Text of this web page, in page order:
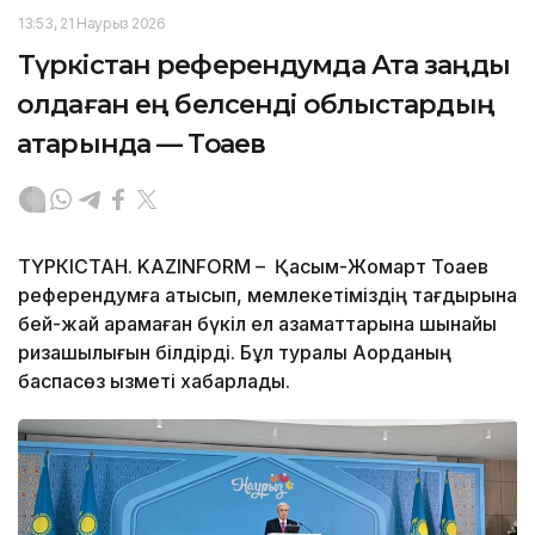
13:53, 21 Наурыз 2026
Түркістан референдумда Ата заңды
қолдаған ең белсенді облыстардың
қатарында — Тоқаев
ТҮРКІСТАН. KAZINFORM – Қасым-Жомарт Тоқаев
референдумға қатысып, мемлекетіміздің тағдырына
бей-жай қарамаған бүкіл ел азаматтарына шынайы
ризашылығын білдірді. Бұл туралы Ақорданың
баспасөз қызметі хабарлады.